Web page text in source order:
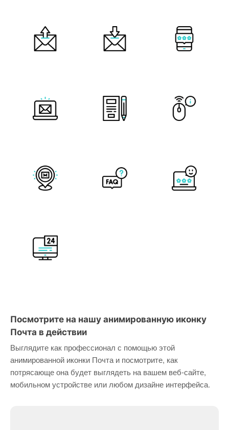
Посмотрите на нашу анимированную иконку
Почта в действии
Выглядите как профессионал с помощью этой
анимированной иконки Почта и посмотрите, как
потрясающе она будет выглядеть на вашем веб-сайте,
мобильном устройстве или любом дизайне интерфейса.